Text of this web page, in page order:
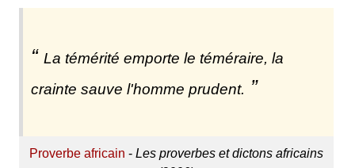
La témérité emporte le téméraire, la
crainte sauve l'homme prudent.
Proverbe africain - Les proverbes et dictons africains